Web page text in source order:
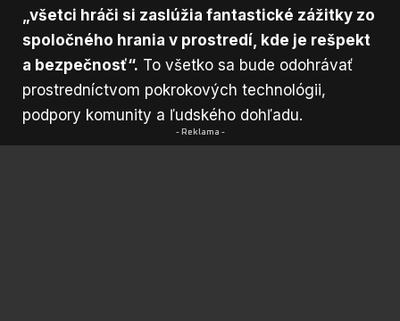
„všetci hráči si zaslúžia fantastické zážitky zo
spoločného hrania v prostredí, kde je rešpekt
a bezpečnosť“. To všetko sa bude odohrávať
prostredníctvom pokrokových technológii,
podpory komunity a ľudského dohľadu.
- Reklama -